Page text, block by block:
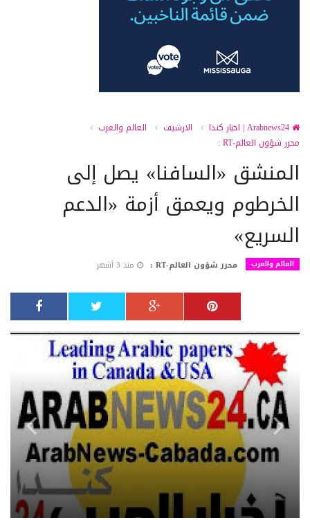
الارشيف
العالم والعرب
محرر شؤون العالم-RT :
المنشق «السافنا» يصل إلى
الخرطوم ويعمق أزمة «الدعم
السريع»
العالم والعرب محرر شؤون العالم-RT : منذ 3 أشهر